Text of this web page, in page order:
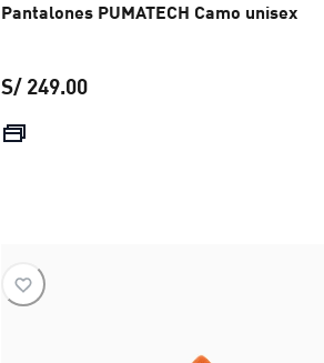
Pantalones PUMATECH Camo unisex
S/ 249.00